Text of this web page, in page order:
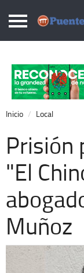
Puentelibre.mx
Local
Nacional
Opinión
Cronos
Economía
Espectáculos
Extra +
Inicio Local
Prisión
"El
Muñoz